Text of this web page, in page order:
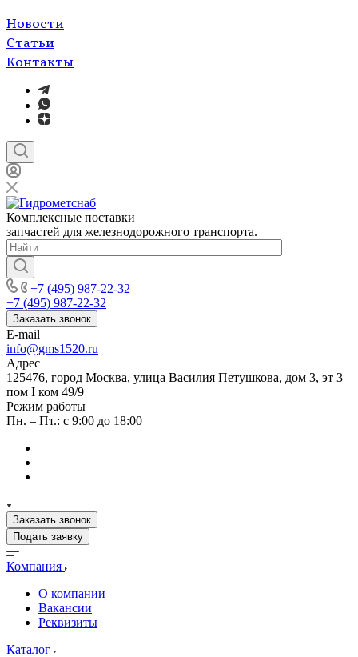
Новости
Статьи
Контакты
Комплексные поставки
запчастей для железнодорожного транспорта.
+7 (495) 987-22-32
+7 (495) 987-22-32
Заказать звонок
E-mail
info@gms1520.ru
Адрес
125476, город Москва, улица Василия Петушкова, дом 3, эт 3
пом I ком 49/9
Режим работы
Пн. – Пт.: с 9:00 до 18:00
Заказать звонок
Подать заявку
Компания
О компании
Вакансии
Реквизиты
Каталог